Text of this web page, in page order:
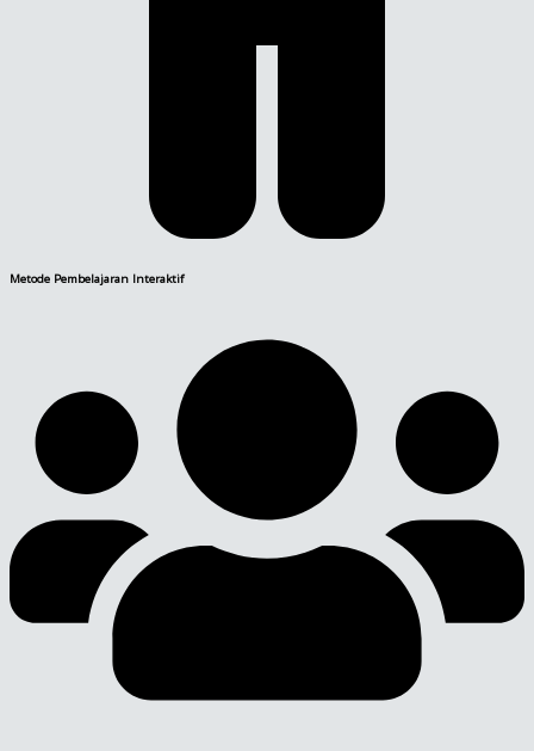
Metode Pembelajaran Interaktif